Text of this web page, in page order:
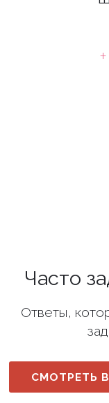
Часто
Ответы,
СМОТРЕТЬ